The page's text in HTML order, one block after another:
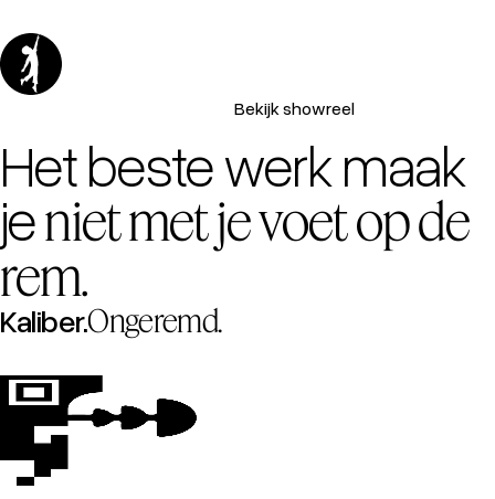
Bekijk showreel
Het beste werk maak
jeniet met je voet op de
rem.
Kaliber.Ongeremd.